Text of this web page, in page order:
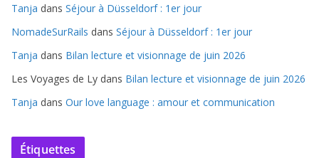
Tanja dans Séjour à Düsseldorf : 1er jour
NomadeSurRails dans Séjour à Düsseldorf : 1er jour
Tanja dans Bilan lecture et visionnage de juin 2026
Les Voyages de Ly dans Bilan lecture et visionnage de juin 2026
Tanja dans Our love language : amour et communication
Étiquettes